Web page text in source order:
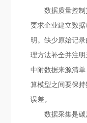
数据质量控
要求企业建立数
明。缺少原始记
理方法补全并注
中附数据来源清
算模型之间要保
误差。
数据采集是